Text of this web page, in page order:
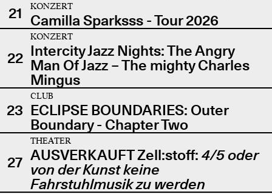
21
KONZERT
Camilla Sparksss - Tour 2026
22
KONZERT
Intercity Jazz Nights: The Angry
Man Of Jazz – The mighty Charles
Mingus
23
CLUB
ECLIPSE BOUNDARIES: Outer
Boundary - Chapter Two
27
THEATER
AUSVERKAUFT Zell:stoff: 4/5 oder
von der Kunst keine
Fahrstuhlmusik zu werden